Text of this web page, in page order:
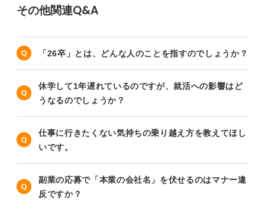
その他関連Q&A
「26卒」とは、どんな人のことを指すのでしょうか？
休学して1年遅れているのですが、就活への影響はど
うなるのでしょうか？
仕事に行きたくない気持ちの乗り越え方を教えてほし
いです。
副業の応募で「本業の会社名」を伏せるのはマナー違
反ですか？